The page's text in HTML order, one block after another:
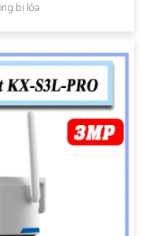
bị lóa